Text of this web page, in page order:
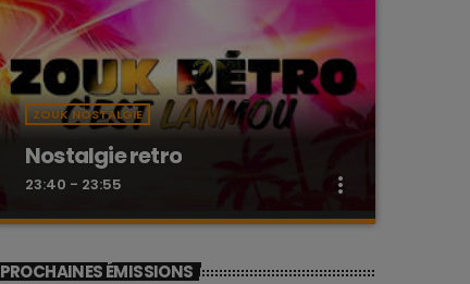
ZOUK NOSTALGIE
Nostalgie retro
23:40 - 23:55 more_vert
Nostalgie retro
PROCHAINES ÉMISSIONS